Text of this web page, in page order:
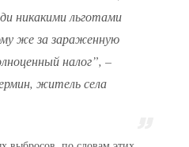
никакими льготами
же за зараженную
налог”, –
житель села